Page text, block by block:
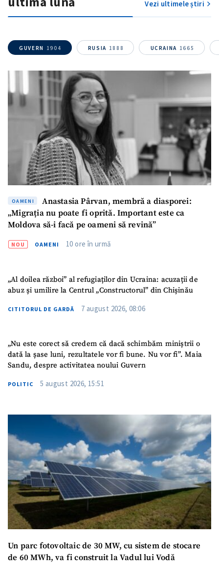
Vezi ultimele știri
GUVERN 1904 RUSIA 1888 UCRAINA 1665
OAMENI
Anastasia Pârvan, membră a diasporei:
„Migrația nu poate fi oprită. Important este ca
Moldova să-i facă pe oameni să revină”
NOU OAMENI 10 ore în urmă
„Al doilea război” al refugiaților din Ucraina: acuzații de
abuz și umilire la Centrul „Constructorul” din Chișinău
CITITORUL DE GARDĂ 7 august 2026, 08:06
„Nu este corect să credem că dacă schimbăm miniștrii o
dată la șase luni, rezultatele vor fi bune. Nu vor fi”. Maia
Sandu, despre activitatea noului Guvern
POLITIC 5 august 2026, 15:51
Un parc fotovoltaic de 30 MW, cu sistem de stocare
de 60 MWh, va fi construit la Vadul lui Vodă
Mesajul știrei
+ Mesajul știrei
Sursă anonimă
Nume+ Numele meu
+ Emailul meu
Telefon
+ Telefon personal
Am citit și sunt de
acord cu politica de
confidențialitate.
TRIMITE ȘTIREA